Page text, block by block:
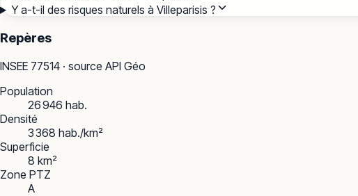
Y a-t-il des risques naturels à Villeparisis ?
Repères
INSEE 77514 · source API Géo
Population
26 946 hab.
Densité
3 368 hab./km²
Superficie
8 km²
Zone PTZ
A